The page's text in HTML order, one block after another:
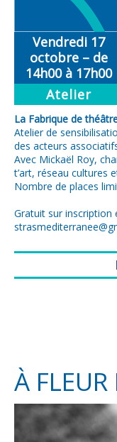
Vendredi 17
octobre – de
14h00 à 17h00
Atelier
La Fabrique de
Atelier de
des acteurs
Avec Mickaël Roy,
t’art, réseau cultures
Nombre de places
Gratuit sur inscription
À